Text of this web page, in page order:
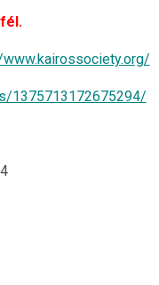
1375713172675294/